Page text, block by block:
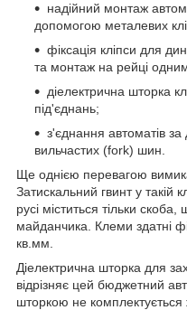
надійний монтаж
допомогою металевих
фіксація кліпси для
та монтаж на рейці
діелектрична шторка
під'єднань;
з'єднання автоматів
вильчастих (fork) шин.
Ще однією перевагою
Затискальний гвинт у такій
русі міститься тільки
майданчика. Клеми здатні
кв.мм.
Діелектрична шторка для
відрізняє цей бюджетний
шторкою не